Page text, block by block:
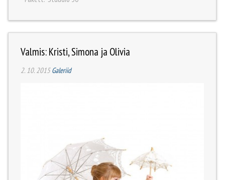
Valmis: Kristi, Simona ja Olivia
2. 10. 2015Galeriid